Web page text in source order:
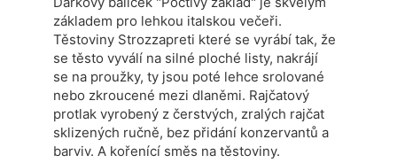
základem pro lehkou italskou večeři.
Těstoviny Strozzapreti které se vyrábí tak, že
se těsto vyválí na silné ploché listy, nakrájí
se na proužky, ty jsou poté lehce srolované
nebo zkroucené mezi dlaněmi. Rajčatový
protlak vyrobený z čerstvých, zralých rajčat
sklizených ručně, bez přidání konzervantů a
barviv. A kořenící směs na těstoviny.